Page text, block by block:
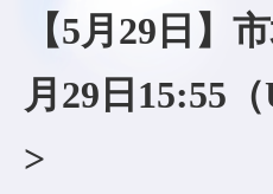
STAKING
Learn More
CONTACT
【5月29日】
月29日15:55
>